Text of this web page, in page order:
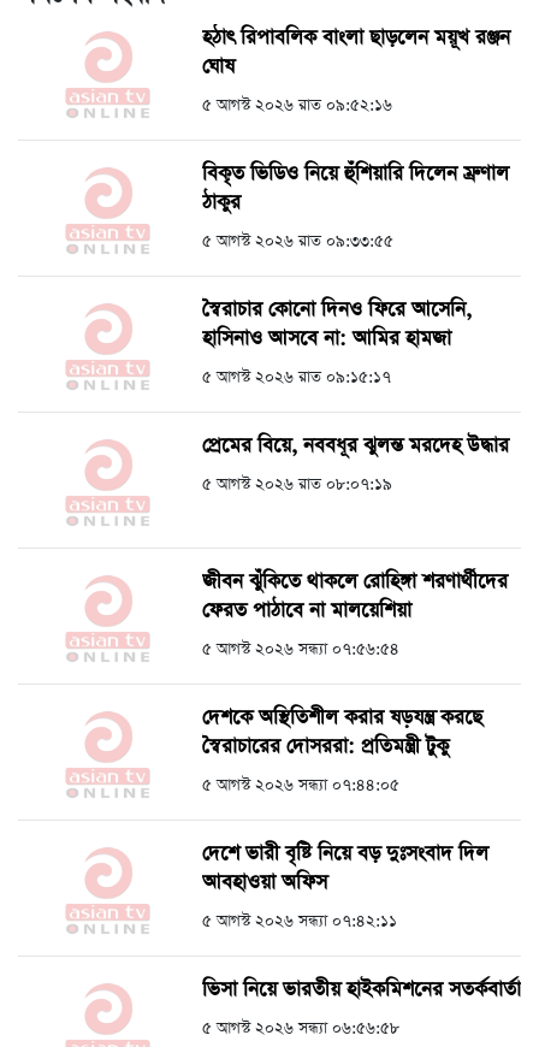
হঠাৎ রিপাবলিক বাংলা ছাড়লেন ময়ূখ রঞ্জন
ঘোষ
৫ আগস্ট ২০২৬ রাত ০৯:৫২:১৬
বিকৃত ভিডিও নিয়ে হুঁশিয়ারি দিলেন ম্রুণাল
ঠাকুর
৫ আগস্ট ২০২৬ রাত ০৯:৩৩:৫৫
স্বৈরাচার কোনো দিনও ফিরে আসেনি,
হাসিনাও আসবে না: আমির হামজা
৫ আগস্ট ২০২৬ রাত ০৯:১৫:১৭
প্রেমের বিয়ে, নববধূর ঝুলন্ত মরদেহ উদ্ধার
৫ আগস্ট ২০২৬ রাত ০৮:০৭:১৯
জীবন ঝুঁকিতে থাকলে রোহিঙ্গা শরণার্থীদের
ফেরত পাঠাবে না মালয়েশিয়া
৫ আগস্ট ২০২৬ সন্ধ্যা ০৭:৫৬:৫৪
দেশকে অস্থিতিশীল করার ষড়যন্ত্র করছে
স্বৈরাচারের দোসররা: প্রতিমন্ত্রী টুকু
৫ আগস্ট ২০২৬ সন্ধ্যা ০৭:৪৪:০৫
দেশে ভারী বৃষ্টি নিয়ে বড় দুঃসংবাদ দিল
আবহাওয়া অফিস
৫ আগস্ট ২০২৬ সন্ধ্যা ০৭:৪২:১১
ভিসা নিয়ে ভারতীয় হাইকমিশনের সতর্কবার্তা
৫ আগস্ট ২০২৬ সন্ধ্যা ০৬:৫৬:৫৮